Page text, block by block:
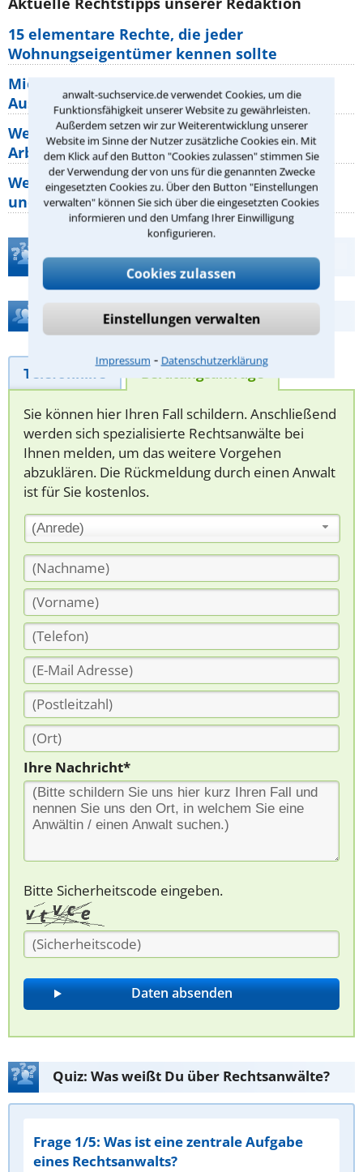
anwalt-suchservice.de verwendet Cookies, um die
Funktionsfähigkeit unserer Website zu gewährleisten.
Außerdem setzen wir zur Weiterentwicklung unserer
Website im Sinne der Nutzer zusätzliche Cookies ein. Mit
dem Klick auf den Button "Cookies zulassen" stimmen Sie
der Verwendung der von uns für die genannten Zwecke
eingesetzten Cookies zu. Über den Button "Einstellungen
verwalten" können Sie sich über die eingesetzten Cookies
informieren und den Umfang Ihrer Einwilligung
konfigurieren.
Cookies zulassen
Einstellungen verwalten
Impressum ⁃ Datenschutzerklärung
15 elementare Rechte, die jeder
Wohnungseigentümer kennen sollte
Mietpreisbremse 2026: Alle Regeln,
Ausnahmen und Rechte für Mieter
Welche Regeln für Teilnahme, Urlaub,
Arbeitszeit gelten beim
Welche Rechte hat der Käufer eines Pferdes
und wie macht man sie
Teste Dein Rechtswissen
Hilfe bei Ihrer Anwaltsuche?
Telefonhilfe Beratungsanfrage
Sie können hier Ihren Fall schildern. Anschließend
werden sich spezialisierte Rechtsanwälte bei
Ihnen melden, um das weitere Vorgehen
abzuklären. Die Rückmeldung durch einen Anwalt
ist für Sie kostenlos.
(Anrede)
Ihre Nachricht*
Bitte Sicherheitscode eingeben.
Quiz: Was weißt Du über Rechtsanwälte?
Frage 1/5: Was ist eine zentrale Aufgabe
eines Rechtsanwalts?